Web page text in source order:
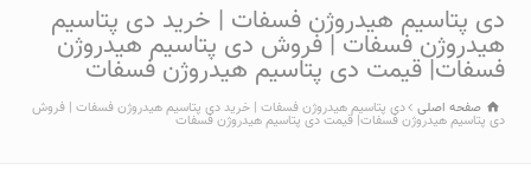
دی پتاسیم هیدروژن فسفات | خرید دی پتاسیم
هیدروژن فسفات | فروش دی پتاسیم هیدروژن
فسفات| قیمت دی پتاسیم هیدروژن فسفات
صفحه اصلی دی پتاسیم هیدروژن فسفات | خرید دی پتاسیم هیدروژن فسفات | فروش
دی پتاسیم هیدروژن فسفات| قیمت دی پتاسیم هیدروژن فسفات